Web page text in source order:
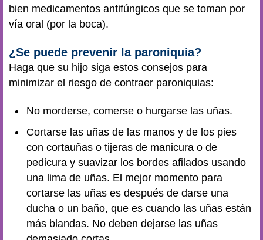
bien medicamentos antifúngicos que se toman por
vía oral (por la boca).
¿Se puede prevenir la paroniquia?
Haga que su hijo siga estos consejos para
minimizar el riesgo de contraer paroniquias:
No morderse, comerse o hurgarse las uñas.
Cortarse las uñas de las manos y de los pies
con cortauñas o tijeras de manicura o de
pedicura y suavizar los bordes afilados usando
una lima de uñas. El mejor momento para
cortarse las uñas es después de darse una
ducha o un baño, que es cuando las uñas están
más blandas. No deben dejarse las uñas